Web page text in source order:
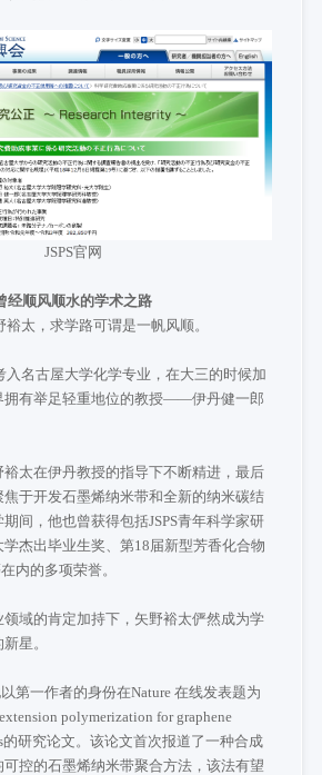
JSPS官网
经顺风顺水的学术之路
太，求学路可谓是一帆风顺。
入名古屋大学化学专业，在大三的时候加
拥有举足轻重地位的教授——伊丹健一郎
裕太在伊丹教授的指导下不断精进，最后
于开发石墨烯纳米带和全新的纳米碳结
间，他也曾获得包括JSPS青年科学家研
杰出毕业生奖、第18届新型芳香化合物
内的多项荣誉。
域的肯定加持下，矢野裕太俨然成为学
星。
第一作者的身份在Nature 在线发表题为
polymerization for graphene
的研究论文。该论文首次报道了一种合成
控的石墨烯纳米带聚合方法，该法有望